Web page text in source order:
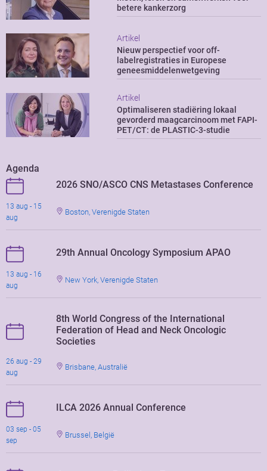
betere kankerzorg
Artikel
Nieuw perspectief voor off-
labelregistraties in Europese
geneesmiddelenwetgeving
Artikel
Optimaliseren stadiëring lokaal
gevorderd maagcarcinoom met FAPI-
PET/CT: de PLASTIC-3-studie
Agenda
2026 SNO/ASCO CNS Metastases Conference
13 aug - 15
aug
Boston, Verenigde Staten
29th Annual Oncology Symposium APAO
13 aug - 16
aug
New York, Verenigde Staten
8th World Congress of the International
Federation of Head and Neck Oncologic
Societies
26 aug - 29
aug
Brisbane, Australië
ILCA 2026 Annual Conference
03 sep - 05
sep
Brussel, België